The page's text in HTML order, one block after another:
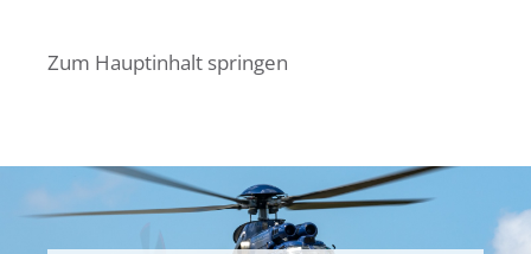
Zum Hauptinhalt springen